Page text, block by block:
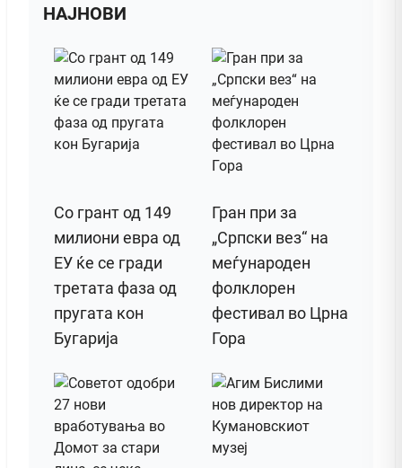
НАЈНОВИ
Со грант од 149
милиони евра од
ЕУ ќе се гради
третата фаза од
пругата кон
Бугарија
Гран при за
„Српски вез“ на
меѓународен
фолклорен
фестивал во Црна
Гора